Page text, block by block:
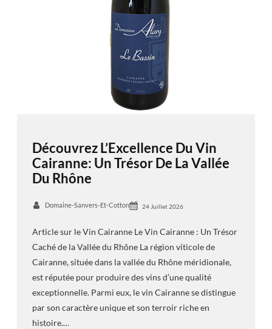
Découvrez L’Excellence Du Vin
Cairanne: Un Trésor De La Vallée
Du Rhône
Domaine-Sanvers-Et-Cotton 24 Juillet 2026
Article sur le Vin Cairanne Le Vin Cairanne : Un Trésor
Caché de la Vallée du Rhône La région viticole de
Cairanne, située dans la vallée du Rhône méridionale,
est réputée pour produire des vins d’une qualité
exceptionnelle. Parmi eux, le vin Cairanne se distingue
par son caractère unique et son terroir riche en
histoire.…